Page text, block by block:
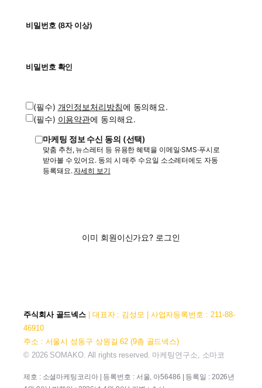
비밀번호 (8자 이상)
비밀번호 확인
(필수) 개인정보처리방침에 동의해요.
(필수) 이용약관에 동의해요.
마케팅 정보 수신 동의 (선택)
맞춤 추천, 뉴스레터 등 유용한 혜택을 이메일·SMS·푸시로
받아볼 수 있어요. 동의 시 매주 수요일 소소레터에도 자동
등록돼요.자세히 보기
이미 회원이신가요? 로그인
주식회사 골드넥스 | 대표자 : 김성모 | 사업자등록번호 : 211-88-
46910
주소 : 서울시 성동구 상원길 62 (9층 골드넥스)
© 2026 SOMAKO. All rights reserved. 마케팅연구소, 소마코
제호 : 소셜마케팅코리아 | 등록번호 : 서울, 아56486 | 등록일 : 2026년